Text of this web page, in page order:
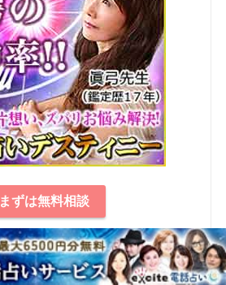
まずは無料相談